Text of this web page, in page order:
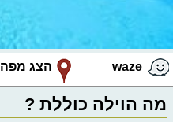
waze הצג מפה
מה הוילה כוללת ?